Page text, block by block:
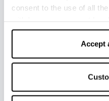
consent to the use of all
cookies only” and only the
correct functioning of the
Accept
Si oltrepassaCima
svolta secco a
CAI 201/ VDBT che
e
metri slm). La
) si è ad una
Becca.